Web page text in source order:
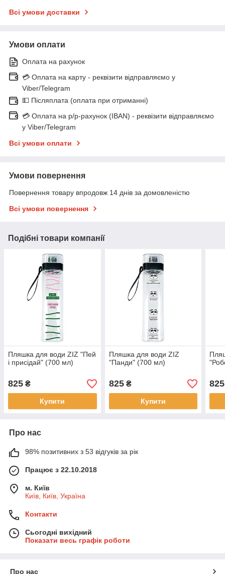
Всі умови доставки
Умови оплати
Оплата на рахунок
💳 Оплата на карту - реквізити відправляємо у
Viber/Telegram
💵 Післяплата (оплата при отриманні)
💳 Оплата на р/р-рахунок (IBAN) - реквізити відправляємо
у Viber/Telegram
Всі умови оплати
Умови повернення
Повернення товару впродовж 14 днів за домовленістю
Всі умови повернення
Подібні товари компанії
Пляшка для води ZIZ "Пей
і присідай" (700 мл)
825 ₴
Купити
Пляшка для води ZIZ
"Панди" (700 мл)
825₴
Купити
825
Про нас
98% позитивних з 53 відгуків за рік
Працює з 22.10.2018
м. Київ
Київ, Київ, Україна
Контакти
Сьогодні вихідний
Показати весь графік роботи
Про нас